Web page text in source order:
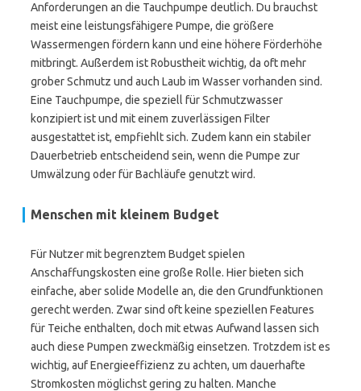
Anforderungen an die Tauchpumpe deutlich. Du brauchst
meist eine leistungsfähigere Pumpe, die größere
Wassermengen fördern kann und eine höhere Förderhöhe
mitbringt. Außerdem ist Robustheit wichtig, da oft mehr
grober Schmutz und auch Laub im Wasser vorhanden sind.
Eine Tauchpumpe, die speziell für Schmutzwasser
konzipiert ist und mit einem zuverlässigen Filter
ausgestattet ist, empfiehlt sich. Zudem kann ein stabiler
Dauerbetrieb entscheidend sein, wenn die Pumpe zur
Umwälzung oder für Bachläufe genutzt wird.
Menschen mit kleinem Budget
Für Nutzer mit begrenztem Budget spielen
Anschaffungskosten eine große Rolle. Hier bieten sich
einfache, aber solide Modelle an, die den Grundfunktionen
gerecht werden. Zwar sind oft keine speziellen Features
für Teiche enthalten, doch mit etwas Aufwand lassen sich
auch diese Pumpen zweckmäßig einsetzen. Trotzdem ist es
wichtig, auf Energieeffizienz zu achten, um dauerhafte
Stromkosten möglichst gering zu halten. Manche